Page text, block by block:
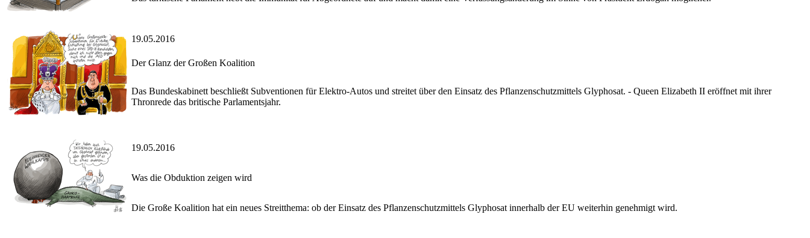
19.05.2016
Der Glanz der Großen Koalition
Das Bundeskabinett beschließt Subventionen für Elektro-Autos und streitet über den Einsatz des Pflanzenschutzmittels Glyphosat. - Queen Elizabeth II eröffnet mit ihrer
Thronrede das britische Parlamentsjahr.
19.05.2016
Was die Obduktion zeigen wird
Die Große Koalition hat ein neues Streitthema: ob der Einsatz des Pflanzenschutzmittels Glyphosat innerhalb der EU weiterhin genehmigt wird.